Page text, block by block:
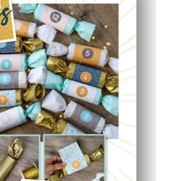
y las aulas: usted establece
disfrutas de una